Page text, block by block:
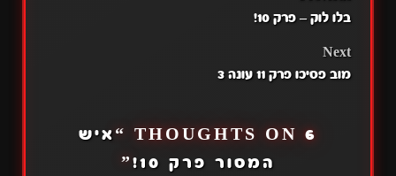
בלו לוק – פרק 10!
Next
מוב פסיכו פרק 11 עונה 3
6 THOUGHTS ON “
איש
המסור פרק 10!
”